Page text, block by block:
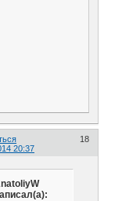
18
20:37